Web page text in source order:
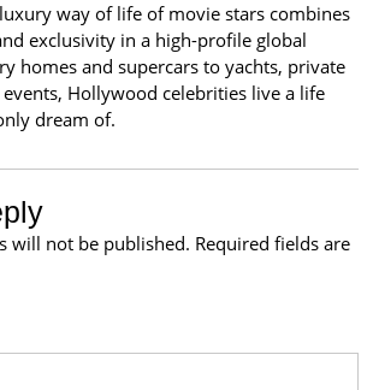
way of life of movie stars combines
exclusivity in a high-profile global
homes and supercars to yachts, private
Hollywood celebrities live a life
dream of.
will not be published. Required fields are